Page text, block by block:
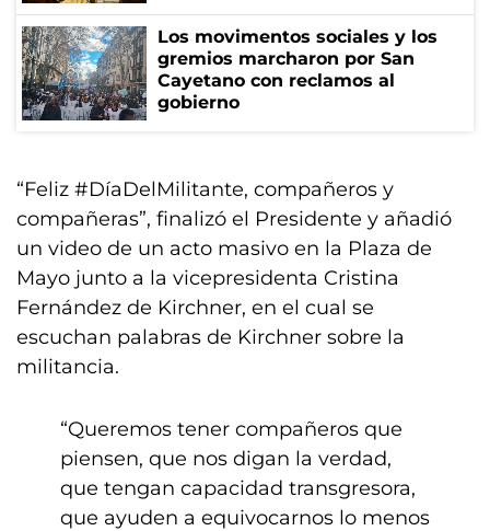
Los movimentos sociales y los
gremios marcharon por San
Cayetano con reclamos al
gobierno
“Feliz #DíaDelMilitante, compañeros y
compañeras”, finalizó el Presidente y añadió
un video de un acto masivo en la Plaza de
Mayo junto a la vicepresidenta Cristina
Fernández de Kirchner, en el cual se
escuchan palabras de Kirchner sobre la
militancia.
“Queremos tener compañeros que
piensen, que nos digan la verdad,
que tengan capacidad transgresora,
que ayuden a equivocarnos lo menos